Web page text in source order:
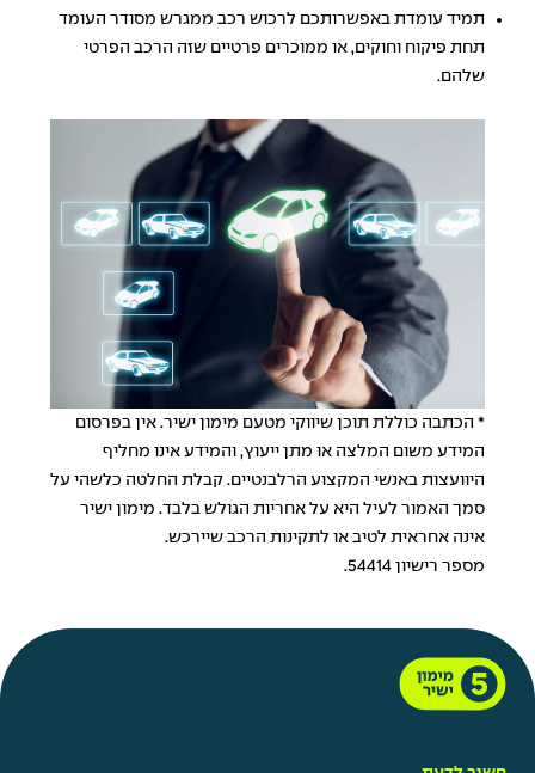
תמיד עומדת באפשרותכם לרכוש רכב ממגרש מסודר העומד
תחת פיקוח וחוקים, או ממוכרים פרטיים שזה הרכב הפרטי
שלהם.
* הכתבה כוללת תוכן שיווקי מטעם מימון ישיר. אין בפרסום
המידע משום המלצה או מתן ייעוץ, והמידע אינו מחליף
היוועצות באנשי המקצוע הרלבנטיים. קבלת החלטה כלשהי על
סמך האמור לעיל היא על אחריות הגולש בלבד. מימון ישיר
אינה אחראית לטיב או לתקינות הרכב שיירכש.
מספר רישיון 54414.